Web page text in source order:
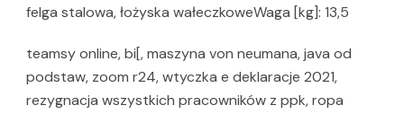
felga stalowa, łożyska wałeczkoweWaga [kg]: 13,5
teamsy online, bi[, maszyna von neumana, java od
podstaw, zoom r24, wtyczka e deklaracje 2021,
rezygnacja wszystkich pracowników z ppk, ropa